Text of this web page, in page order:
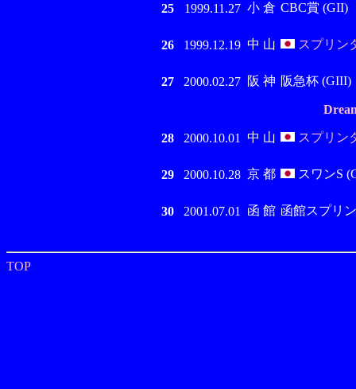
25 1999.11.27 小 倉 CBC賞 (GII)
26 1999.12.19 中 山 スプリン
27 2000.02.27 阪 神 阪急杯 (GIII)
28 2000.10.01 中 山 スプリン
29 2000.10.28 京 都 スワンS
30 2001.07.01 函 館 函館スプリ
TOP